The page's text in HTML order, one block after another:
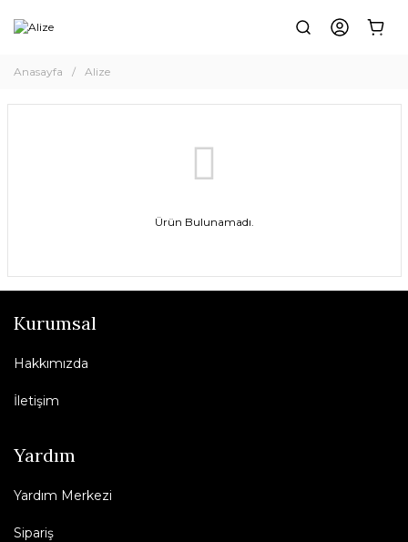
Anasayfa Alize
Ürün Bulunamadı.
Kurumsal
Hakkımızda
İletişim
Yardım
Yardım Merkezi
Sipariş